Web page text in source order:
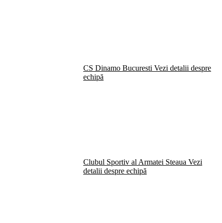
CS Dinamo Bucuresti Vezi detalii despre
echipă
Clubul Sportiv al Armatei Steaua Vezi
detalii despre echipă